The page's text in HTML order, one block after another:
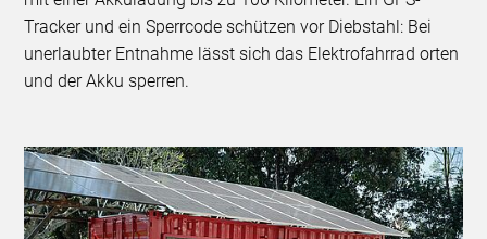
Tracker und ein Sperrcode schützen vor Diebstahl: Bei
unerlaubter Entnahme lässt sich das Elektrofahrrad orten
und der Akku sperren.